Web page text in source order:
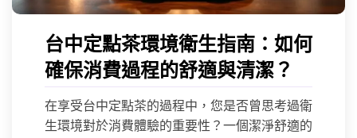
台中定點茶環境衛生指南：如何
確保消費過程的舒適與清潔？
在享受台中定點茶的過程中，您是否曾思考過衛
生環境對於消費體驗的重要性？一個潔淨舒適的